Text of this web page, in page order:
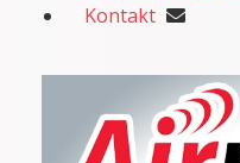
Kontakt